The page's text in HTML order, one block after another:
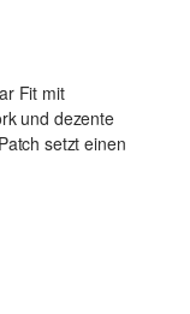
Fit mit
und dezente
setzt einen